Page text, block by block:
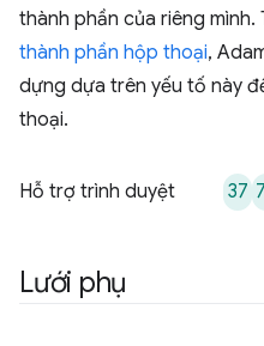
thành phần của riêng mình.
thành phần hộp thoại,
dựng dựa trên yếu tố này
thoại.
Hỗ trợ trình duyệt 37
Lưới phụ